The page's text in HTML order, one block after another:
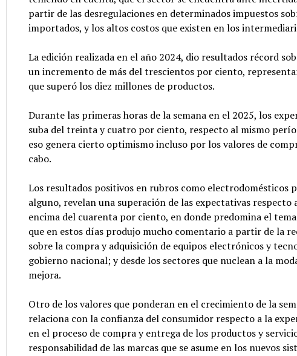
partir de las desregulaciones en determinados impuestos
importados, y los altos costos que existen en los
La edición realizada en el año 2024, dio resultados récord
un incremento de más del trescientos por ciento,
que superó los diez millones de productos.
Durante las primeras horas de la semana en el 2025, los
suba del treinta y cuatro por ciento, respecto al mismo
eso genera cierto optimismo incluso por los valores de
cabo.
Los resultados positivos en rubros como electrodomésticos
alguno, revelan una superación de las expectativas
encima del cuarenta por ciento, en donde predomina el
que en estos días produjo mucho comentario a partir de la
sobre la compra y adquisición de equipos electrónicos y
gobierno nacional; y desde los sectores que nuclean a la
mejora.
Otro de los valores que ponderan en el crecimiento de la
relaciona con la confianza del consumidor respecto a la
en el proceso de compra y entrega de los productos y
responsabilidad de las marcas que se asume en los nuevos